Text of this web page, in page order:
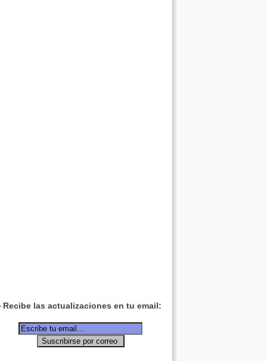
las actualizaciones en tu email: